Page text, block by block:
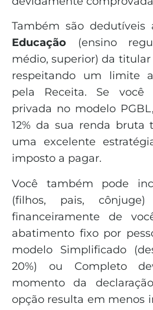
Também são dedutíveis
Educação (ensino
médio, superior) da
respeitando um limite
pela Receita. Se você
privada no modelo
12% da sua renda bruta
uma excelente
imposto a pagar.
Você também pode
(filhos, pais,
financeiramente de
abatimento fixo por
modelo Simplificado
20%) ou Completo
momento da
opção resulta em menos